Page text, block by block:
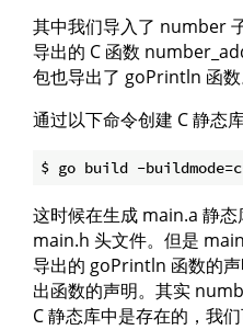
其中我们导入了 number
导出的 C 函数
包也导出了 goPrintln 函数
通过以下命令创建 C 静态库
这时候在生成 main.a 静
main.h 头文件。但是
导出的 goPrintln 函数的
出函数的声明。其实
C 静态库中是存在的，我们